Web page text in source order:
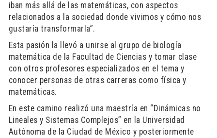
iban más allá de las matemáticas, con aspectos
relacionados a la sociedad donde vivimos y cómo nos
gustaría transformarla”.
Esta pasión la llevó a unirse al grupo de biología
matemática de la Facultad de Ciencias y tomar clase
con otros profesores especializados en el tema y
conocer personas de otras carreras como física y
matemáticas.
En este camino realizó una maestría en “Dinámicas no
Lineales y Sistemas Complejos” en la Universidad
Autónoma de la Ciudad de México y posteriormente